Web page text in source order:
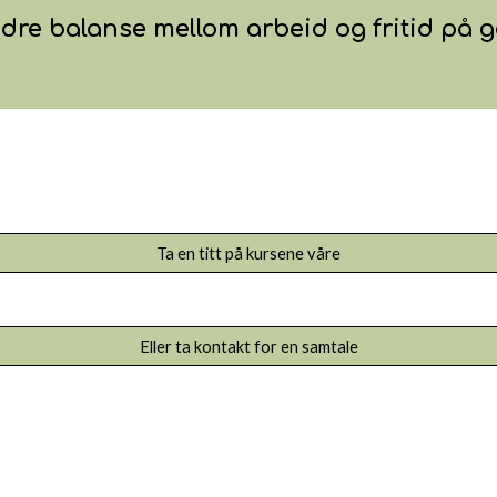
balanse mellom arbeid og fritid på
Ta en titt på kursene våre
Eller ta kontakt for en samtale